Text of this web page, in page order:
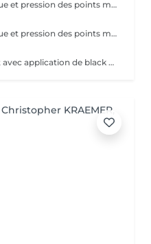
Massage d'inspiration ayurvédique et pression des points marmas selon votre dosha (vata, pitta, kapha), tant avec les couleurs que les parfums et le choix des huiles. Une tisane vous sera servie après le soin.
Massage d'inspiration ayurvédique et pression des points marmas selon votre dosha (vata, pitta, kapha), tant avec les couleurs que les parfums et le choix des huiles. Corps, mini soin visage et cuir chevelu. Une tisane vous sera servie après le soin.
Massage drainant corps complet avec application de black mud détox. Idéal pour les tempéraments kapha et les personnes ayant de la rétention de liquides ou de la cellulite liée à cela. Effet jambes légères garanti, soin très relaxant. Une boisson Tisama Lakshmi dren vous sera servie après le soin.